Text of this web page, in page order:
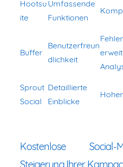
Hootsu
ite
Umfassende
Funktionen
Buffer
Benutzerfreun
dlichkeit
Sprout
Social
Detaillierte
Einblicke
Kostenlose Social-
Steigerung Ihrer